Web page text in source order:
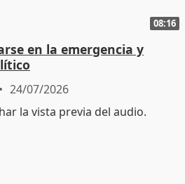
08:16
en la emergencia y
24/07/2026